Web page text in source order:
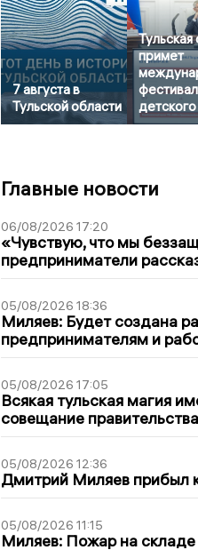
7 августа в
Тульской области
Тульская
примет
Главные новости
06/08/2026 17:20
«Чувствую, что мы
предприниматели
05/08/2026 18:36
Миляев: Будет создана
предпринимателям и
05/08/2026 17:05
Всякая тульская магия
совещание
05/08/2026 12:36
Дмитрий Миляев прибыл
05/08/2026 11:15
Миляев: Пожар на складе